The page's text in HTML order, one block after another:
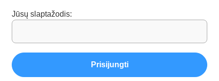
Jūsų slaptažodis:
Prisijungti